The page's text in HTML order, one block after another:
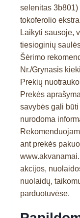
selenitas
tokoferolio
Laikyti sausoje,
tiesioginių
Šėrimo
Nr./Grynasis
Prekių
Prekės
savybės gali
nurodoma
ant prekės
akcijos,
nuolaidų,
parduotuvėse.